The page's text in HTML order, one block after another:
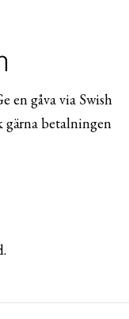
en gåva via Swish
betalningen